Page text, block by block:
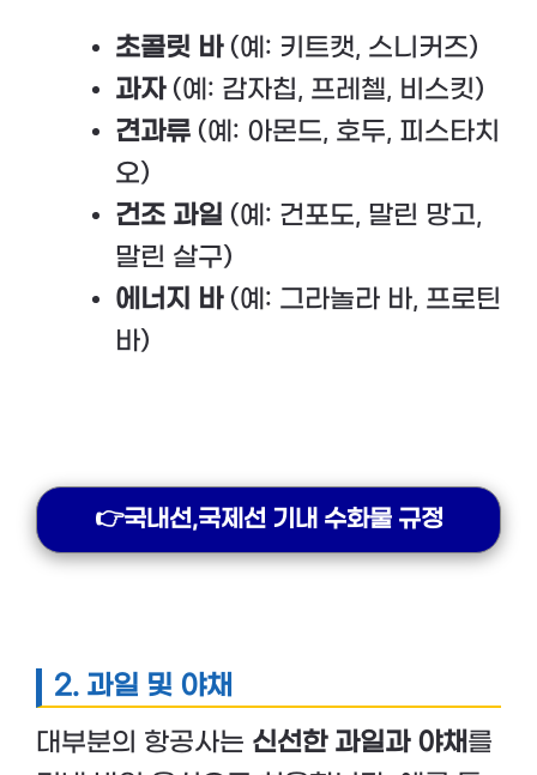
초콜릿 바(예: 키트캣, 스니커즈)
과자(예: 감자칩, 프레첼, 비스킷)
견과류 (예: 아몬드, 호두, 피스타치
오)
건조 과일 (예: 건포도, 말린 망고,
말린 살구)
에너지 바(예: 그라놀라 바, 프로틴
바)
👉국내선,국제선 기내 수화물 규정
2. 과일 및 야채
대부분의 항공사는 신선한 과일과 야채를